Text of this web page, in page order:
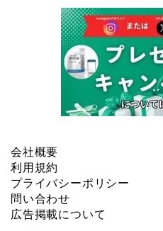
会社概要
利用規約
プライバシーポリシー
問い合わせ
広告掲載について